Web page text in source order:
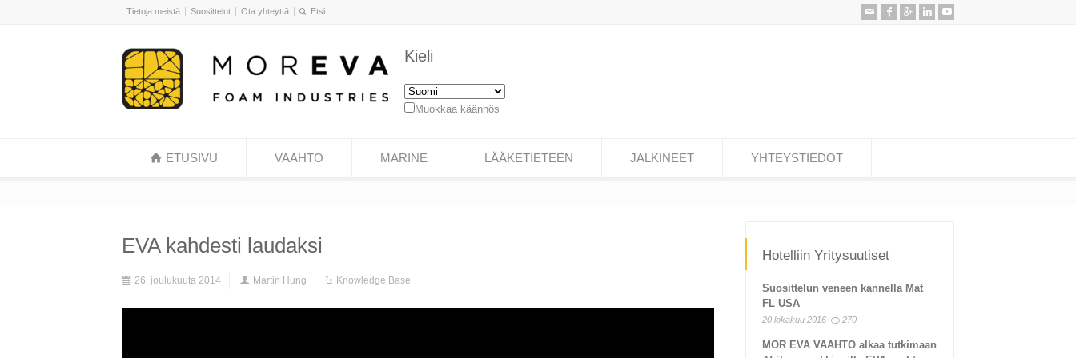
Tietoja meistä Suosittelut Ota yhteyttä
Kieli
Muokkaa käännös
ETUSIVU VAAHTO MARINE LÄÄKETIETEEN JALKINEET YHTEYSTIEDOT
EVA kahdesti laudaksi
26. joulukuuta 2014 Martin Hung Knowledge Base
Hotelliin Yritysuutiset
Suosittelun veneen kannella Mat
FL USA
20 lokakuu 2016 270
MOR EVA VAAHTO alkaa tutkimaan